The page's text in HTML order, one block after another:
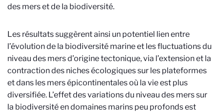
des mers et de la biodiversité.
Les résultats suggèrent ainsi un potentiel lien entre
l’évolution de la biodiversité marine et les fluctuations du
niveau des mers d’origine tectonique, via l’extension et la
contraction des niches écologiques sur les plateformes
et dans les mers épicontinentales où la vie est plus
diversifiée. L’effet des variations du niveau des mers sur
la biodiversité en domaines marins peu profonds est